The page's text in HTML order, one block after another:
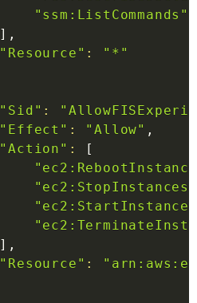
"ssm:ListCommands"
] ,
"Resource" :
"*"
"Sid" :
"Effect" : "Allow" ,
"Action" :
[
"ec2:StopInstances"
] ,
"Resource" :